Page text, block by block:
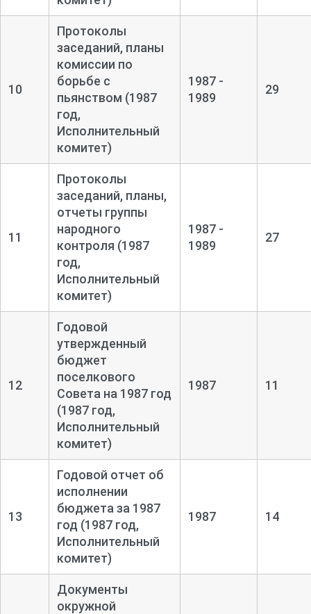
10
Протоколы
заседаний, планы
комиссии по
борьбе с
пьянством (1987
год,
Исполнительный
комитет)
1987 -
1989
29
11
Протоколы
заседаний, планы,
отчеты группы
народного
контроля (1987
год,
Исполнительный
комитет)
1987 -
1989
27
12
Годовой
утвержденный
бюджет
поселкового
Совета на 1987 год
(1987 год,
Исполнительный
комитет)
1987 11
13
Годовой отчет об
исполнении
бюджета за 1987
год (1987 год,
Исполнительный
комитет)
1987 14
Документы
окружной